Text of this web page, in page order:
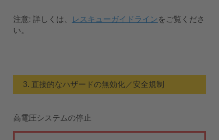
注意: 詳しくは、 レスキューガイドラインをご覧くださ
い。
3. 直接的なハザードの無効化／安全規制
高電圧システムの停止